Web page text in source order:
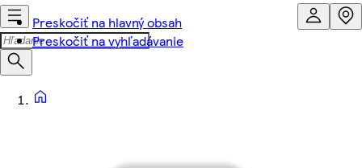
Preskočiť na hlavný obsah
Preskočiť na vyhľadávanie